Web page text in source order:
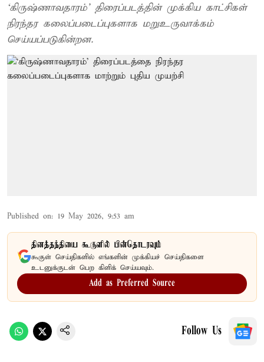
‘கிருஷ்ணாவதாரம்’ திரைப்படத்தின் முக்கிய காட்சிகள்
நிரந்தர கலைப்படைப்புகளாக மறுஉருவாக்கம்
செய்யப்படுகின்றன.
Published on: 19 May 2026, 9:53 am
தினத்தந்தியை கூகுளில் பின்தொடரவும்
கூகுள் செய்திகளில் எங்களின் முக்கியச் செய்திகளை
உடனுக்குடன் பெற கிளிக் செய்யவும்.
Add as Preferred Source
Follow Us